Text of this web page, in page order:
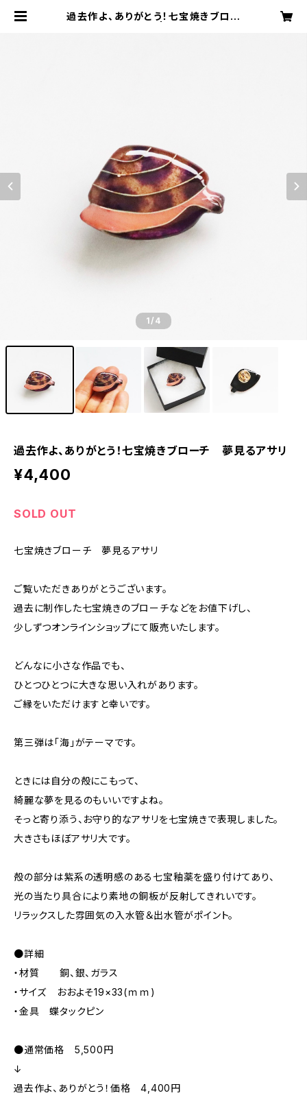
過去作よ、ありがとう！七宝焼きブロー
1/4
過去作よ、ありがとう！七宝焼きブローチ 夢見るアサリ
¥4,400
SOLD OUT
七宝焼きブローチ 夢見るアサリ
ご覧いただきありがとうございます。
過去に制作した七宝焼きのブローチなどをお値下げし、
少しずつオンラインショップにて販売いたします。
どんなに小さな作品でも、
ひとつひとつに大きな思い入れがあります。
ご縁をいただけますと幸いです。
第三弾は「海」がテーマです。
ときには自分の殻にこもって、
綺麗な夢を見るのもいいですよね。
そっと寄り添う、お守り的なアサリを七宝焼きで表現しました。
大きさもほぼアサリ大です。
殻の部分は紫系の透明感のある七宝釉薬を盛り付けてあり、
光の当たり具合により素地の銅板が反射してきれいです。
リラックスした雰囲気の入水管＆出水管がポイント。
●詳細
・材質 銅、銀、ガラス
・サイズ おおよそ19×33(ｍｍ)
・金具 蝶タックピン
●通常価格 5,500円
↓
過去作よ、ありがとう！価格 4,400円